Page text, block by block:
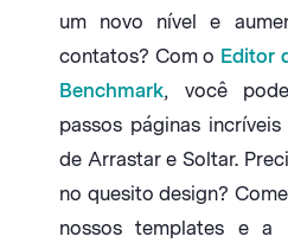
um novo nível e
contatos? Com o Editor
Benchmark, você
passos páginas
de Arrastar e Soltar.
no quesito design?
nossos templates e